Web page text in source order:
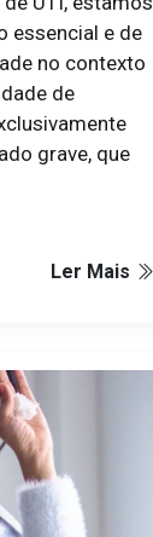
essencial e de
no contexto
de
grave, que
Ler Mais